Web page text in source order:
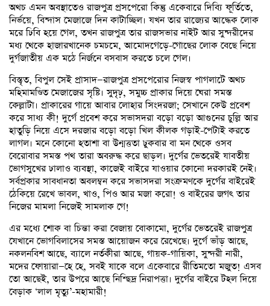
অথচ এমন অবস্থাতেও রাজপুত্র প্রসপেরো কিন্তু একেবারে দিব্যি ফূর্তিতে,
নির্ভয়ে, বিন্দাস মেজাজে দিন কাটাচ্ছিল। যখন তার রাজ্যের আদ্ধেক লোক
মরে ঢিবি হয়ে গেল, তখন রাজপুত্র তার রাজসভার নাইট আর সুন্দরীদের
মধ্য থেকে হাজারখানেক চমচমে, আমোদগেড়ে-গোছের লোক বেছে নিয়ে
দুর্গজাতীয় এক মঠে নির্জনে বসবাস করতে চলে গেল।
বিস্তৃত, বিপুল সেই প্রাসাদ—রাজপুত্র প্রসপেরোর নিজস্ব পাগলাটে অথচ
মহিমামণ্ডিত মেজাজের সৃষ্টি। সুদৃঢ়, সমুচ্চ প্রাকার দিয়ে ঘেরা সমস্ত
কেল্লাটা। প্রাকারের গায়ে আবার লোহার সিংদরজা; সেখানে কেউ প্রবেশ
করে সাধ্য কী! দুর্গে প্রবেশ করে সভাসদরা বড়ো বড়ো আগুনের চুল্লি আর
হাতুড়ি নিয়ে এসে দরজার বড়ো বড়ো খিল কীলক গড়াই-পেটাই করতে
লাগল। মনে কোনো হতাশা বা উন্মত্ততা ঢুকবার বা মন থেকে ওসব
বেরোবার সমস্ত পথ তারা অবরুদ্ধ করে ছাড়ল। দুর্গের ভেতরেই যাবতীয়
ভোগসুখের ঢালাও ব্যবস্থা, কাজেই বাইরে যাওয়ার কোনো দরকারই নেই।
সর্বপ্রকার সাবধানতা অবলম্বন করে সভাসদরা সংক্রমণকে দুর্গের বাইরেই
ঠেকিয়ে রেখে ভাবল, খাও, পিও আর মজা করো! ও বাইরের জগৎ তার
নিজের মামলা নিজেই সামলাক গে!
এর মধ্যে শোক বা চিন্তা করা বেজায় বোকামো, দুর্গের ভেতরেই রাজপুত্র
যেখানে ভোগবিলাসের সমস্ত আয়োজন করে রেখেছে। দুর্গে ভাঁড় আছে,
নকলনবিশ আছে, ব্যালে নর্তকীরা আছে, গায়ক-গায়িকা, সুন্দরী নারী,
মদের ফোয়ারা—হে হে, সবই যাকে বলে একেবারে রীতিমতো মজুত! এসব
তো আছেই, তার উপরে আছে নিশ্ছিদ্র নিরাপত্তা। দুর্গের বাইরে টহল দিয়ে
বেড়াক ‘লাল মৃত্যু’-মহামারী!